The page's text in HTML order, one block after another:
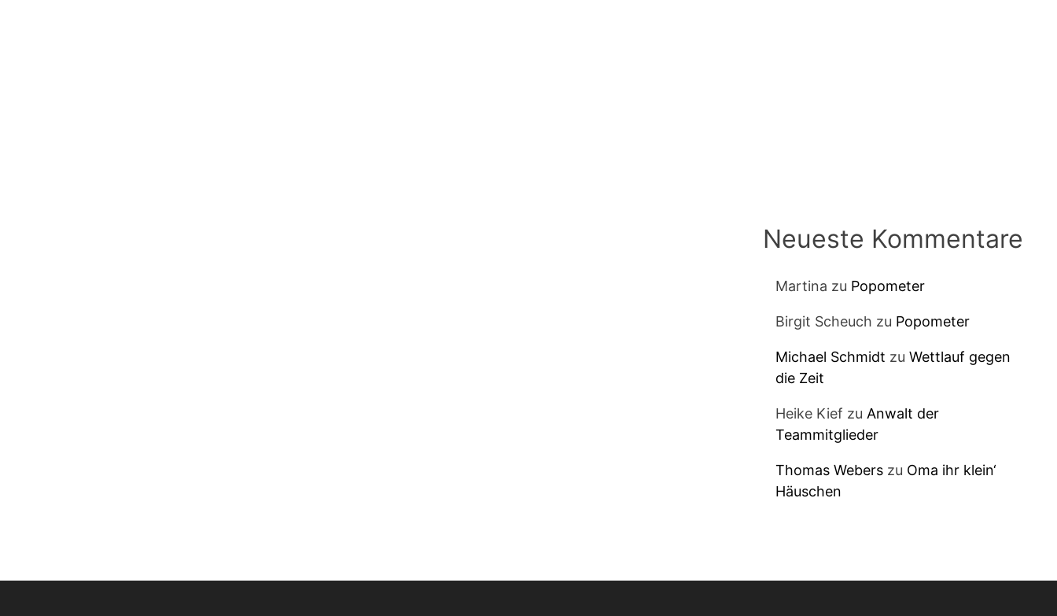
Neueste Kommentare
Martina zu Popometer
Birgit Scheuch zu Popometer
Michael Schmidt zu Wettlauf gegen
die Zeit
Heike Kief zu Anwalt der
Teammitglieder
Thomas Weberszu Oma ihr klein‘
Häuschen